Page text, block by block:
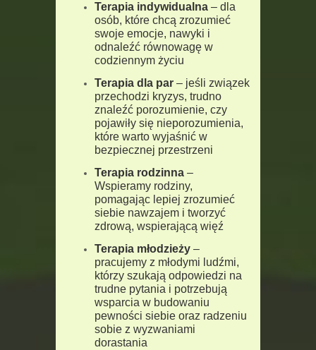
Terapia indywidualna– dla
osób, które chcą zrozumieć
swoje emocje, nawyki i
odnaleźć równowagę w
codziennym życiu
Terapia dla par– jeśli związek
przechodzi kryzys, trudno
znaleźć porozumienie, czy
pojawiły się nieporozumienia,
które warto wyjaśnić w
bezpiecznej przestrzeni
Terapia rodzinna–
Wspieramy rodziny,
pomagając lepiej zrozumieć
siebie nawzajem i tworzyć
zdrową, wspierającą więź
Terapia młodzieży–
pracujemy z młodymi ludźmi,
którzy szukają odpowiedzi na
trudne pytania i potrzebują
wsparcia w budowaniu
pewności siebie oraz radzeniu
sobie z wyzwaniami
dorastania